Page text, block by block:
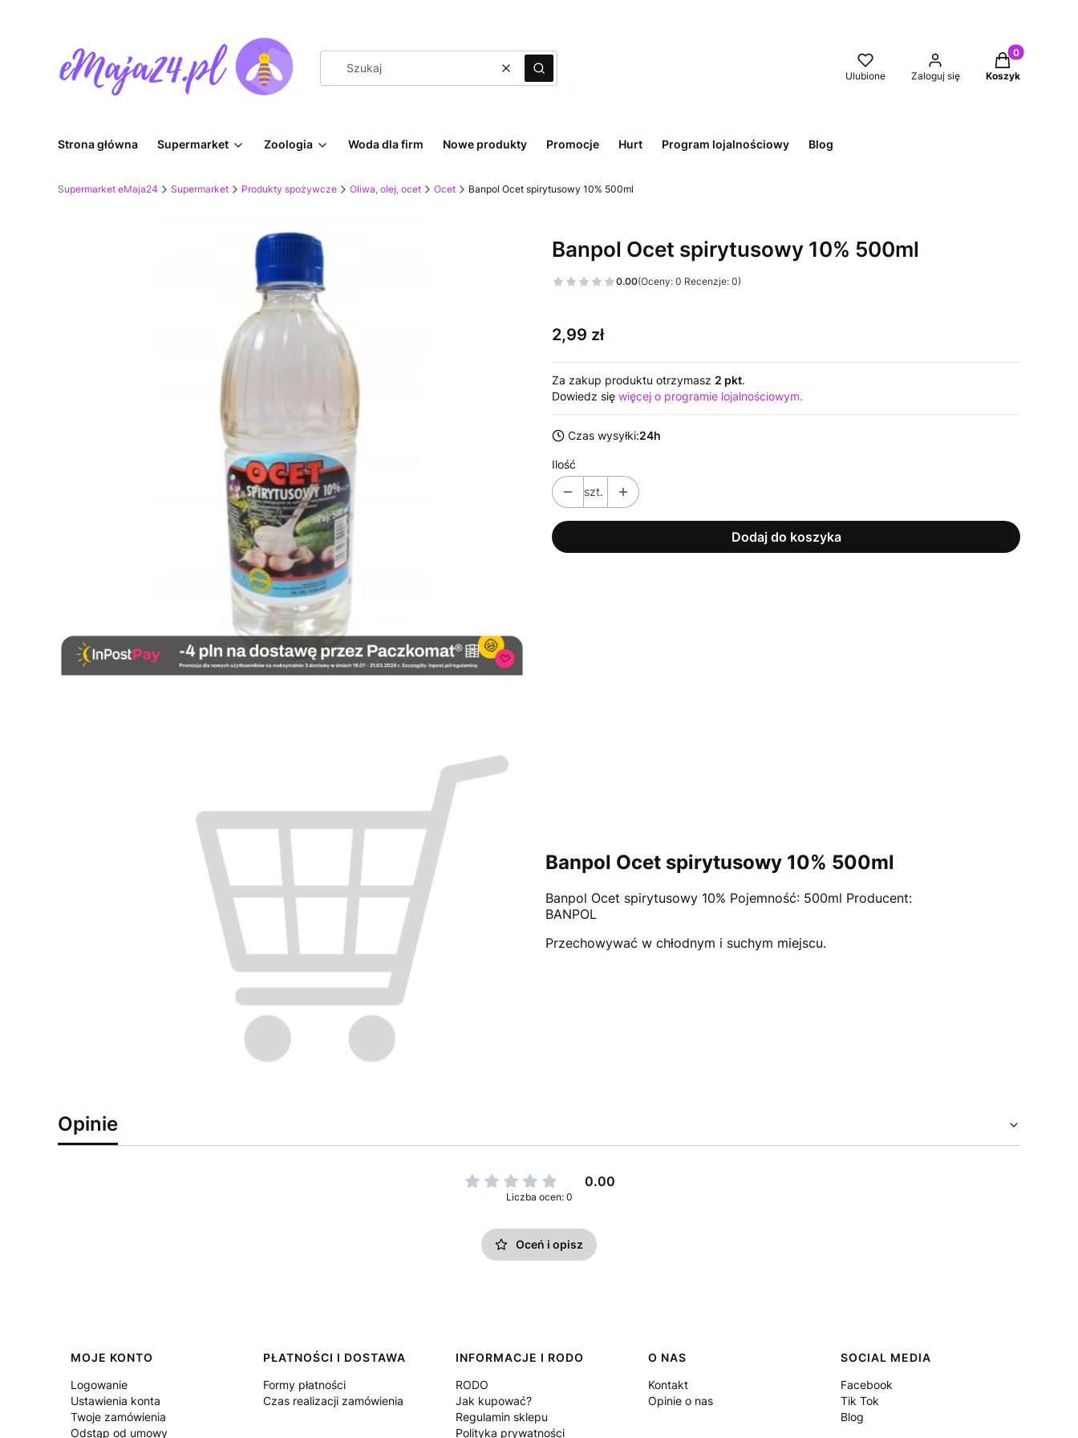
WyczyśćSzukaj Ulubione Zaloguj się
Produkty w
Koszyk
Strona główna Supermarket Zoologia Woda dla firm Nowe produkty Promocje Hurt Program lojalnościowy Blog
Supermarket eMaja24 Supermarket Produkty spożywcze Oliwa, olej, ocet Ocet Banpol Ocet spirytusowy 10% 500ml
Banpol Ocet spirytusowy 10% 500ml
0.00(Oceny: 0 Recenzje: 0)
Cena
2,99 zł
Za zakup produktu otrzymasz 2 pkt.
Dowiedz się więcej o programie lojalnościowym.
Czas wysyłki:24h
Ilość
szt.
Dodaj do koszyka
Banpol Ocet spirytusowy 10% 500ml
Banpol Ocet spirytusowy 10% Pojemność: 500ml Producent:
BANPOL
Przechowywać w chłodnym i suchym miejscu.
Opinie
0.00
Liczba ocen: 0
Oceń i opisz
Linki w stopce
MOJE KONTO
Logowanie
Ustawienia konta
Twoje zamówienia
Odstąp od umowy
PŁATNOŚCI I DOSTAWA
Formy płatności
Czas realizacji zamówienia
INFORMACJE I RODO
RODO
Jak kupować?
Regulamin sklepu
Polityka prywatności
O NAS
Kontakt
Opinie o nas
SOCIAL MEDIA
Facebook
Tik Tok
Blog